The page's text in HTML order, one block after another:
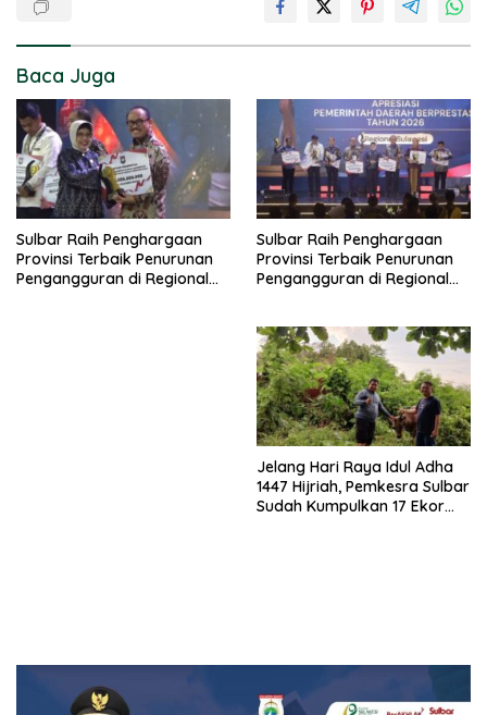
Baca Juga
Sulbar Raih Penghargaan
Provinsi Terbaik Penurunan
Pengangguran di Regional
Sulbar Raih Penghargaan
Provinsi Terbaik Penurunan
Pengangguran di Regional
Jelang Hari Raya Idul Adha
1447 Hijriah, Pemkesra Sulbar
Sudah Kumpulkan 17 Ekor